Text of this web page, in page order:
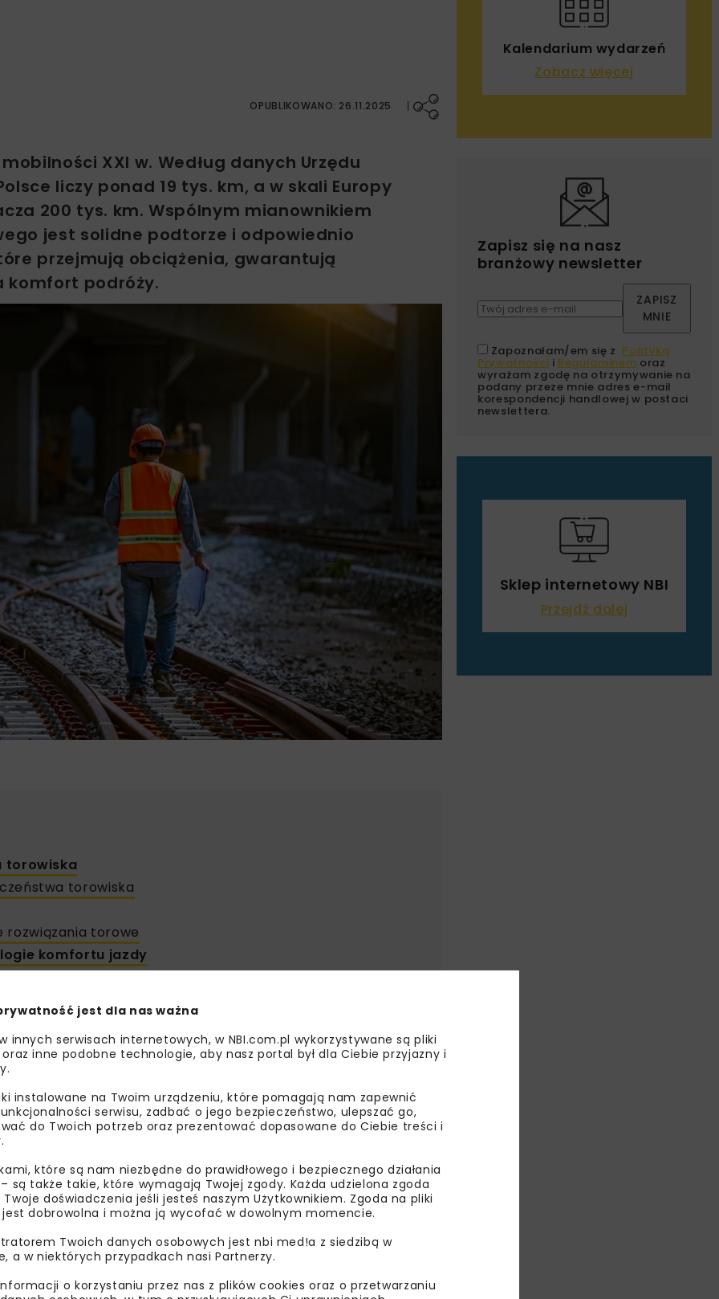
OPUBLIKOWANO: 26.11.2025
XXI w. Według danych Urzędu
liczy ponad 19 tys. km, a w skali Europy
200 tys. km. Wspólnym mianownikiem
jest solidne podtorze i odpowiednio
przejmują obciążenia, gwarantują
komfort podróży.
torowiska
torowiska
rozwiązania torowe
komfortu jazdy
szynowej
tramwajowe i metra
systemy torowe
eksploatacji torów
i stabilizacji
konstrukcja torowiska
Kalendarium wydarzeń
Zobacz więcej
Zapisz się na nasz
branżowy newsletter
ZAPISZ
MNIE
Zapoznałam/em się z Polityką
Prywatności i Regulaminem oraz
wyrażam zgodę na otrzymywanie na
podany przeze mnie adres e-mail
korespondencji handlowej w postaci
newslettera.
Sklep internetowy NBI
Przejdź dalej
jest dla nas ważna
innych serwisach internetowych, w NBI.com.pl wykorzystywane są pliki
inne podobne technologie, aby nasz portal był dla Ciebie przyjazny i
instalowane na Twoim urządzeniu, które pomagają nam zapewnić
serwisu, zadbać o jego bezpieczeństwo, ulepszać go,
do Twoich potrzeb oraz prezentować dopasowane do Ciebie treści i
które są nam niezbędne do prawidłowego i bezpiecznego działania
są także takie, które wymagają Twojej zgody. Każda udzielona zgoda
doświadczenia jeśli jesteś naszym Użytkownikiem. Zgoda na pliki
dobrowolna i można ją wycofać w dowolnym momencie.
Twoich danych osobowych jest nbi med!a z siedzibą w
a w niektórych przypadkach nasi Partnerzy.
o korzystaniu przez nas z plików cookies oraz o przetwarzaniu